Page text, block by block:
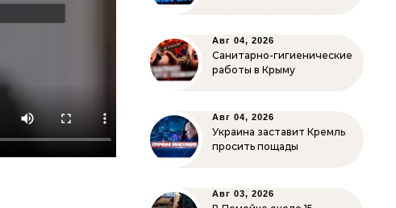
Авг 04, 2026
Санитарно-гигиенические
работы в Крыму
Авг 04, 2026
Украина заставит Кремль
просить пощады
Авг 03, 2026